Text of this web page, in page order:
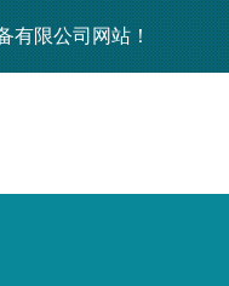
有限公司网站！